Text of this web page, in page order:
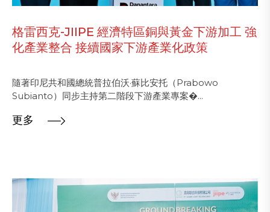
格雷西克-JIIPE 經濟特區銅與黃金下游加工 強
化產業整合 接續國家下游產業化政策
隨著印尼共和國總統普拉伯沃·蘇比安托（Prabowo
Subianto）同步主持第二階段下游產業專案�...
更多